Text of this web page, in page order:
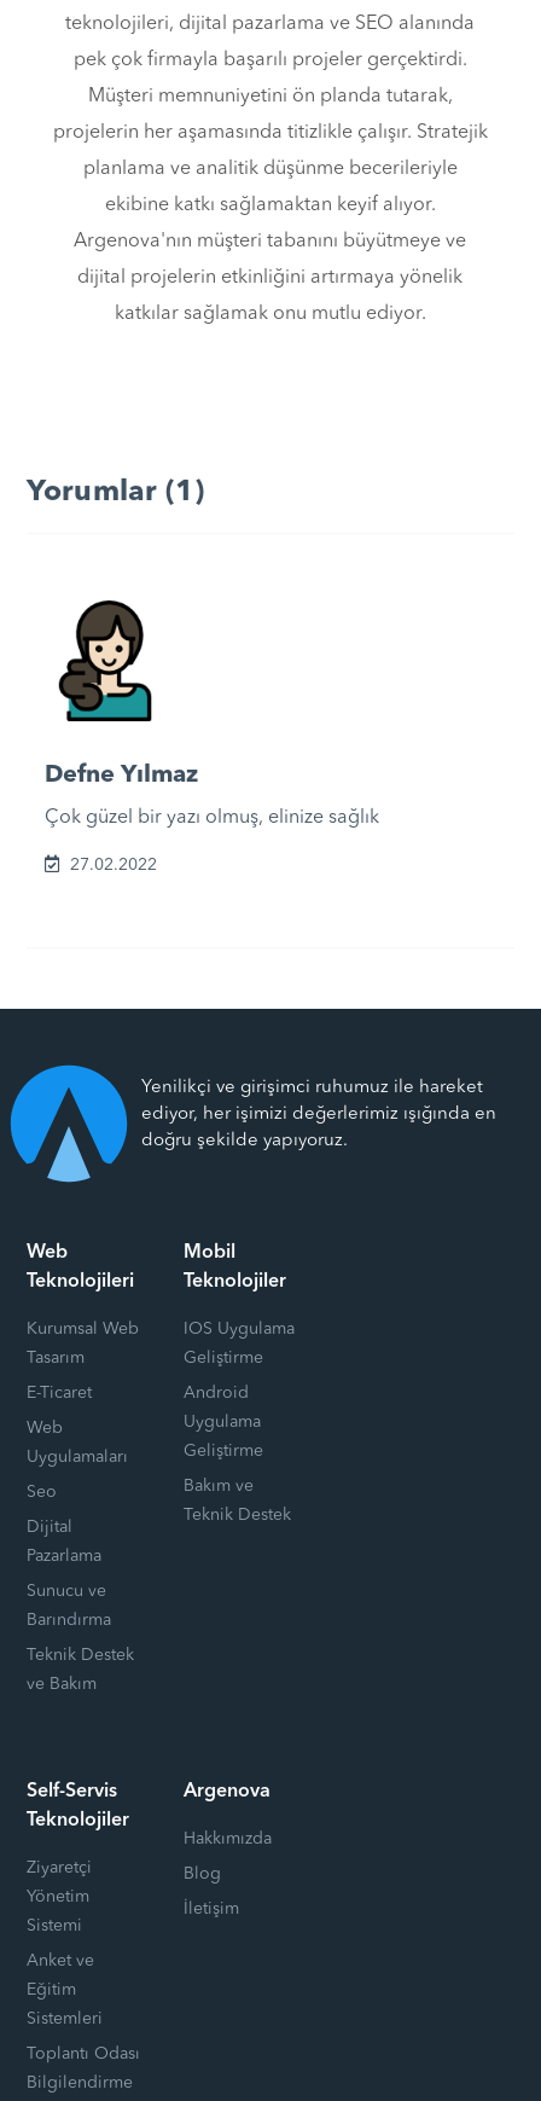
teknolojileri, dijital pazarlama ve SEO alanında
pek çok firmayla başarılı projeler gerçektirdi.
Müşteri memnuniyetini ön planda tutarak,
projelerin her aşamasında titizlikle çalışır. Stratejik
planlama ve analitik düşünme becerileriyle
ekibine katkı sağlamaktan keyif alıyor.
Argenova'nın müşteri tabanını büyütmeye ve
dijital projelerin etkinliğini artırmaya yönelik
katkılar sağlamak onu mutlu ediyor.
Yorumlar (1)
Defne Yılmaz
Çok güzel bir yazı olmuş, elinize sağlık
27.02.2022
Yenilikçi ve girişimci ruhumuz ile hareket
ediyor, her işimizi değerlerimiz ışığında en
doğru şekilde yapıyoruz.
Web
Teknolojileri
Kurumsal Web
Tasarım
E-Ticaret
Web
Uygulamaları
Seo
Dijital
Pazarlama
Sunucu ve
Barındırma
Teknik Destek
ve Bakım
Mobil
Teknolojiler
IOS Uygulama
Geliştirme
Android
Uygulama
Geliştirme
Bakım ve
Teknik Destek
Self-Servis
Teknolojiler
Ziyaretçi
Yönetim
Sistemi
Anket ve
Eğitim
Sistemleri
Toplantı Odası
Bilgilendirme
Argenova
Hakkımızda
Blog
İletişim